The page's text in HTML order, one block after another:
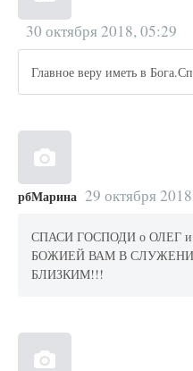
30 октября 2018, 05:29
Главное веру иметь в
рбМарина 29 октября
СПАСИ ГОСПОДИ о ОЛЕГ
БОЖИЕЙ ВАМ В
БЛИЗКИМ!!!